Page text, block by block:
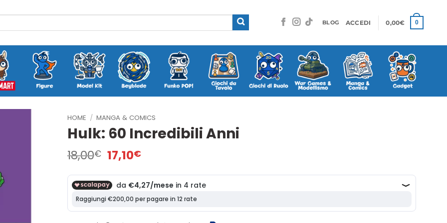
BLOG ACCEDI 0,00€ 0
HOME / MANGA & COMICS
Hulk: 60 Incredibili Anni
18,00€ Il
prezzo
originale
era:
18,00€.
17,10€Il
attuale
è:
17,10€.